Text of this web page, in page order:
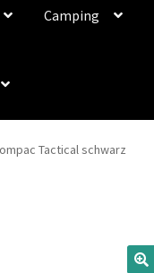
Camping
Tactical schwarz